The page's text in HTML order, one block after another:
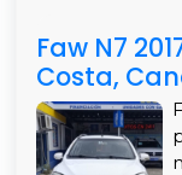
Faw N7
Costa,